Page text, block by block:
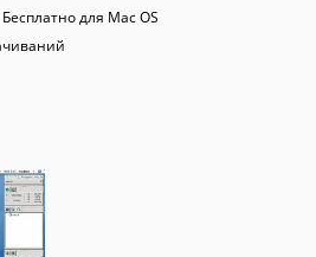
Бесплатно для Mac OS